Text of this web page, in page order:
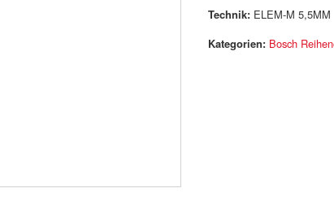
Technik: ELEM-M 5,5MM
Kategorien: Bosch